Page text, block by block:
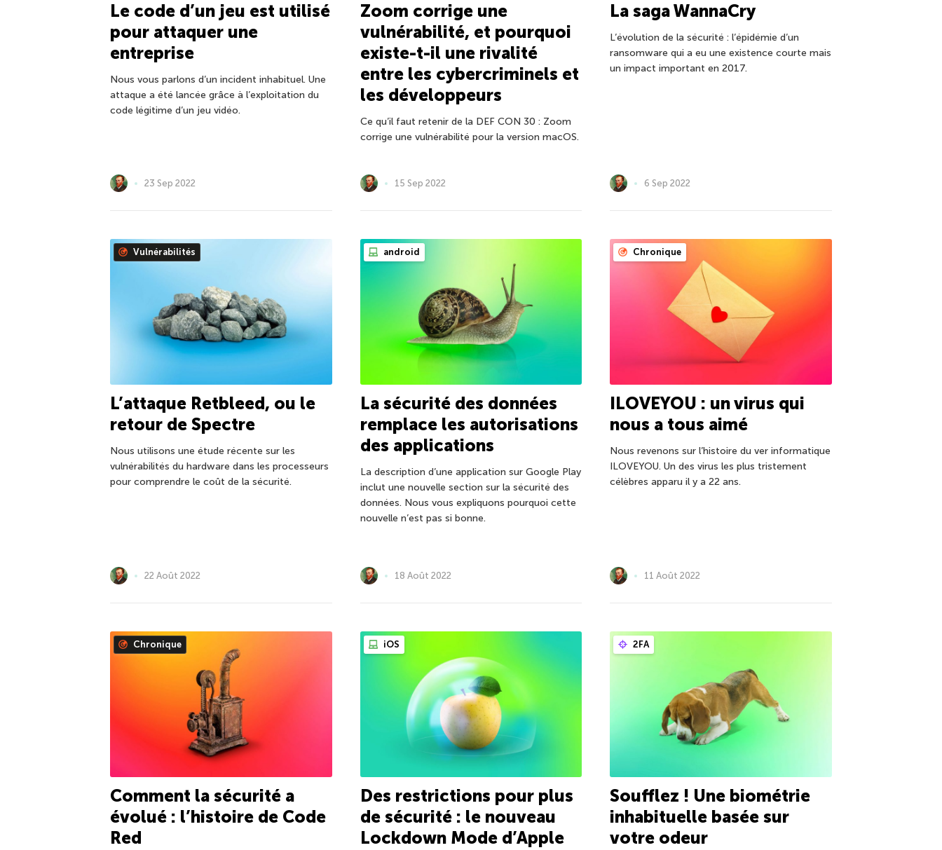
Le code d’un jeu est utilisé
pour attaquer une
entreprise
Nous vous parlons d’un incident inhabituel. Une
attaque a été lancée grâce à l’exploitation du
code légitime d’un jeu vidéo.
23 Sep 2022
Zoom corrige une
vulnérabilité, et pourquoi
existe-t-il une rivalité
entre les cybercriminels et
les développeurs
Ce qu’il faut retenir de la DEF CON 30 : Zoom
corrige une vulnérabilité pour la version macOS.
15 Sep 2022
La saga WannaCry
L’évolution de la sécurité : l’épidémie d’un
ransomware qui a eu une existence courte mais
un impact important en 2017.
6 Sep 2022
Vulnérabilités
L’attaque Retbleed, ou le
retour de Spectre
Nous utilisons une étude récente sur les
vulnérabilités du hardware dans les processeurs
pour comprendre le coût de la sécurité.
22 Août 2022
android
La sécurité des données
remplace les autorisations
des applications
La description d’une application sur Google Play
inclut une nouvelle section sur la sécurité des
données. Nous vous expliquons pourquoi cette
nouvelle n’est pas si bonne.
18 Août 2022
Chronique
ILOVEYOU : un virus qui
nous a tous aimé
Nous revenons sur l’histoire du ver informatique
ILOVEYOU. Un des virus les plus tristement
célèbres apparu il y a 22 ans.
11 Août 2022
Chronique
Comment la sécurité a
évolué : l’histoire de Code
Red
iOS
Des restrictions pour plus
de sécurité : le nouveau
Lockdown Mode d’Apple
2FA
Soufflez ! Une biométrie
inhabituelle basée sur
votre odeur